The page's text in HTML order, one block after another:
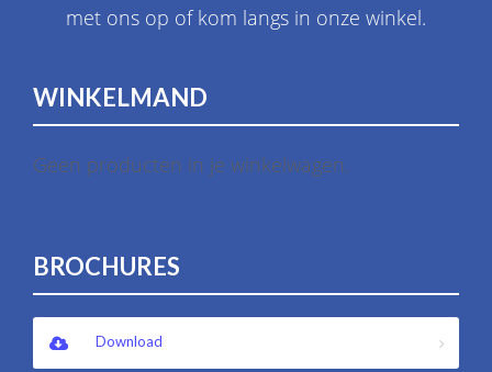
met ons op of kom langs in onze winkel.
WINKELMAND
Geen producten in je winkelwagen.
BROCHURES
Download